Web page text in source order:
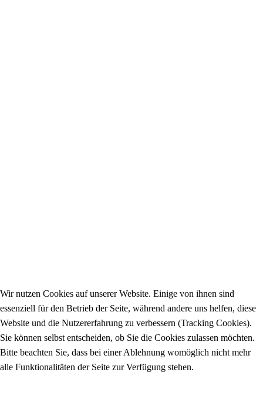
Wir nutzen Cookies auf unserer Website. Einige von ihnen sind
essenziell für den Betrieb der Seite, während andere uns helfen, diese
Website und die Nutzererfahrung zu verbessern (Tracking Cookies).
Sie können selbst entscheiden, ob Sie die Cookies zulassen möchten.
Bitte beachten Sie, dass bei einer Ablehnung womöglich nicht mehr
alle Funktionalitäten der Seite zur Verfügung stehen.